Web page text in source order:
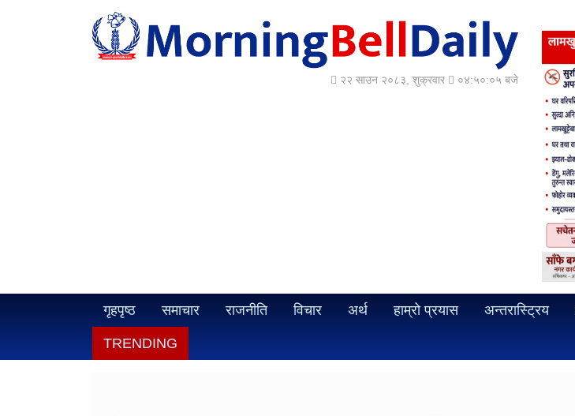
२२ साउन २०८३, शुक्रवार ०४:५०:०६ बजे
गृहपृष्ठ समाचार राजनीति विचार अर्थ हाम्रो प्रयास अन्तरास्ट्रिय
TRENDING